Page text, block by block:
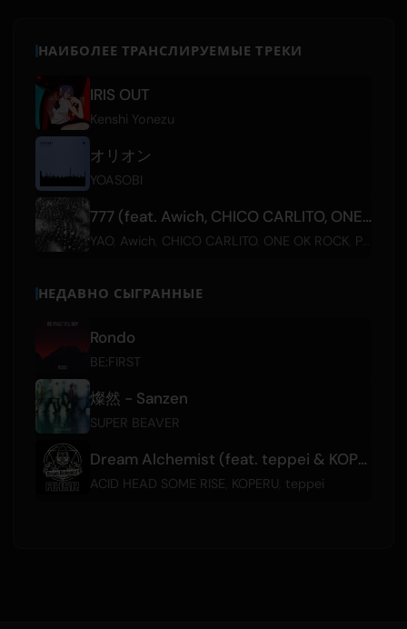
НАИБОЛЕЕ ТРАНСЛИРУЕМЫЕ ТРЕКИ
IRIS OUT
Kenshi Yonezu
オリオン
YOASOBI
777 (feat. Awich, CHICO CARLITO, ONE OK ROCK & Paledusk)
YAO, Awich CHICO CARLITO, ONE OK ROCK Paledusk
НЕДАВНО СЫГРАННЫЕ
Rondo
BE:FIRST
燦然 - Sanzen
SUPER BEAVER
Dream Alchemist (feat. teppei & KOPERU)
ACID HEAD SOME RISE KOPERU teppei